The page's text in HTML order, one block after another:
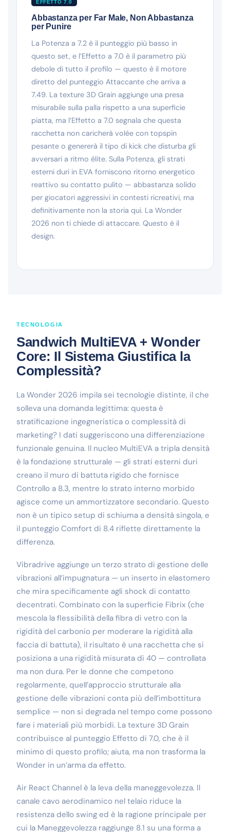
EFFETTO 7.0
Abbastanza per Far Male, Non Abbastanza
per Punire
La Potenza a 7.2 è il punteggio più basso in
questo set, e l’Effetto a 7.0 è il parametro più
debole di tutto il profilo — questo è il motore
diretto del punteggio Attaccante che arriva a
7.49. La texture 3D Grain aggiunge una presa
misurabile sulla palla rispetto a una superficie
piatta, ma l’Effetto a 7.0 segnala che questa
racchetta non caricherà volée con topspin
pesante o genererà il tipo di kick che disturba gli
avversari a ritmo élite. Sulla Potenza, gli strati
esterni duri in EVA forniscono ritorno energetico
reattivo su contatto pulito — abbastanza solido
per giocatori aggressivi in contesti ricreativi, ma
definitivamente non la storia qui. La Wonder
2026 non ti chiede di attaccare. Questo è il
design.
TECNOLOGIA
Sandwich MultiEVA + Wonder
Core: Il Sistema Giustifica la
Complessità?
La Wonder 2026 impila sei tecnologie distinte, il che
solleva una domanda legittima: questa è
stratificazione ingegneristica o complessità di
marketing? I dati suggeriscono una differenziazione
funzionale genuina. Il nucleo MultiEVA a tripla densità
è la fondazione strutturale — gli strati esterni duri
creano il muro di battuta rigido che fornisce
Controllo a 8.3, mentre lo strato interno morbido
agisce come un ammortizzatore secondario. Questo
non è un tipico setup di schiuma a densità singola, e
il punteggio Comfort di 8.4 riflette direttamente la
differenza.
Vibradrive aggiunge un terzo strato di gestione delle
vibrazioni all’impugnatura — un inserto in elastomero
che mira specificamente agli shock di contatto
decentrati. Combinato con la superficie Fibrix (che
mescola la flessibilità della fibra di vetro con la
rigidità del carbonio per moderare la rigidità alla
faccia di battuta), il risultato è una racchetta che si
posiziona a una rigidità misurata di 40 — controllata
ma non dura. Per le donne che competono
regolarmente, quell’approccio strutturale alla
gestione delle vibrazioni conta più dell’imbottitura
semplice — non si degrada nel tempo come possono
fare i materiali più morbidi. La texture 3D Grain
contribuisce al punteggio Effetto di 7.0, che è il
minimo di questo profilo; aiuta, ma non trasforma la
Wonder in un’arma da effetto.
Air React Channel è la leva della maneggevolezza. Il
canale cavo aerodinamico nel telaio riduce la
resistenza dello swing ed è la ragione principale per
cui la Maneggevolezza raggiunge 8.1 su una forma a